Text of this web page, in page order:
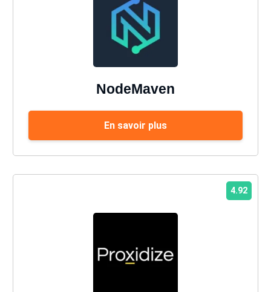
NodeMaven
En savoir plus
4.92